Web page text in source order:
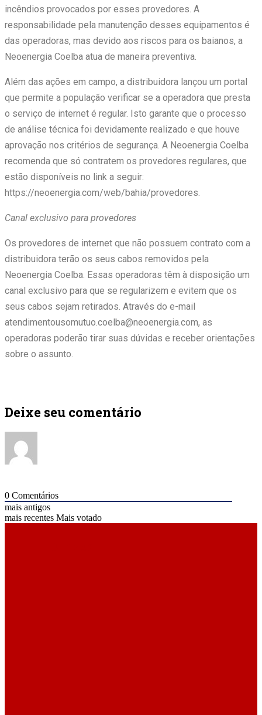
incêndios provocados por esses provedores. A
responsabilidade pela manutenção desses equipamentos é
das operadoras, mas devido aos riscos para os baianos, a
Neoenergia Coelba atua de maneira preventiva.
Além das ações em campo, a distribuidora lançou um portal
que permite a população verificar se a operadora que presta
o serviço de internet é regular. Isto garante que o processo
de análise técnica foi devidamente realizado e que houve
aprovação nos critérios de segurança. A Neoenergia Coelba
recomenda que só contratem os provedores regulares, que
estão disponíveis no link a seguir:
https://neoenergia.com/web/bahia/provedores.
Canal exclusivo para provedores
Os provedores de internet que não possuem contrato com a
distribuidora terão os seus cabos removidos pela
Neoenergia Coelba. Essas operadoras têm à disposição um
canal exclusivo para que se regularizem e evitem que os
seus cabos sejam retirados. Através do e-mail
atendimentousomutuo.coelba@neoenergia.com, as
operadoras poderão tirar suas dúvidas e receber orientações
sobre o assunto.
Deixe seu comentário
0 Comentários
mais antigos
mais recentes Mais votado